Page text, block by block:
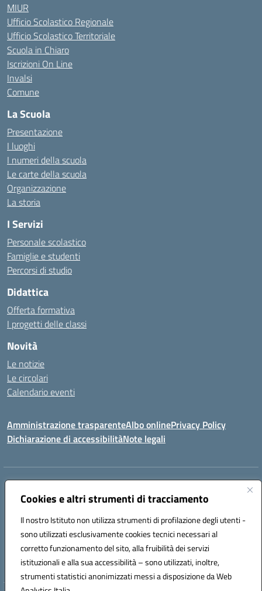
Cookies e altri strumenti di tracciamento
Il nostro Istituto non utilizza strumenti di profilazione degli utenti -
sono utilizzati esclusivamente cookies tecnici necessari al
corretto funzionamento del sito, alla fruibilità dei servizi
istituzionali e alla sua accessibilità – sono utilizzati, inoltre,
strumenti statistici anonimizzati messi a disposizione da Web
MIUR
Ufficio Scolastico Regionale
Ufficio Scolastico Territoriale
Scuola in Chiaro
Iscrizioni On Line
Invalsi
Comune
La Scuola
Presentazione
I luoghi
I numeri della scuola
Le carte della scuola
Organizzazione
La storia
I Servizi
Personale scolastico
Famiglie e studenti
Percorsi di studio
Didattica
Offerta formativa
I progetti delle classi
Novità
Le notizie
Le circolari
Calendario eventi
Amministrazione trasparenteAlbo onlinePrivacy Policy
Dichiarazione di accessibilitàNote legali
Indirizzo:
Centralino:0923993485 Email:tpic84500v@istruzione.it
Codice fiscale: 91039050819
Codice meccanografico:
tpic84500v
Codice unico di fatturazione (CUF): JZDXRK